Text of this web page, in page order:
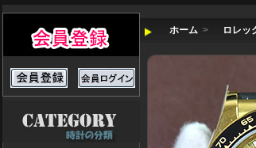
ホーム > ロレッ